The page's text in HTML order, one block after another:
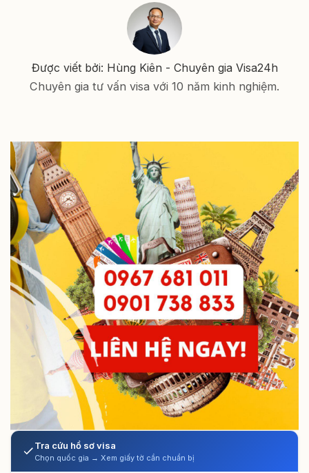
Được viết bởi: Hùng Kiên - Chuyên gia Visa24h
Chuyên gia tư vấn visa với 10 năm kinh nghiệm.
Tra cứu hồ sơ visa
Chọn quốc gia → Xem giấy tờ cần chuẩn bị